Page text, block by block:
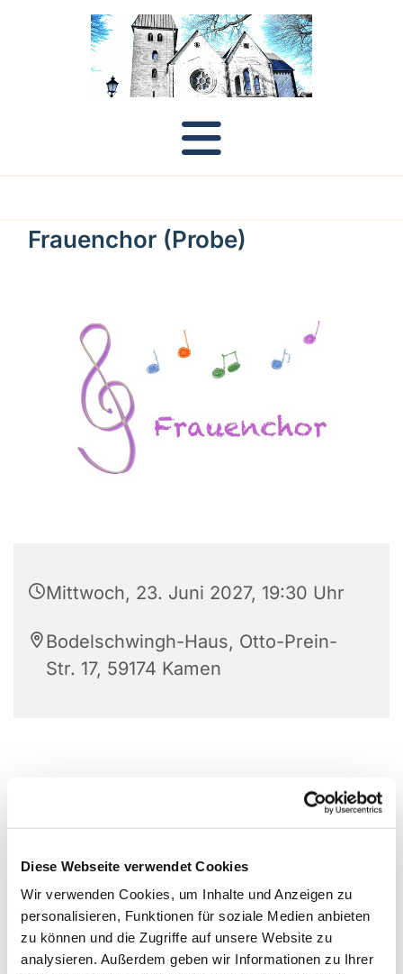
Diese Webseite verwendet Cookies
Wir verwenden Cookies, um Inhalte und Anzeigen zu
personalisieren, Funktionen für soziale Medien anbieten
zu können und die Zugriffe auf unsere Website zu
analysieren. Außerdem geben wir Informationen zu Ihrer
Frauenchor (Probe)
Mittwoch, 23. Juni 2027, 19:30 Uhr
Bodelschwingh-Haus, Otto-Prein-
Str. 17, 59174 Kamen